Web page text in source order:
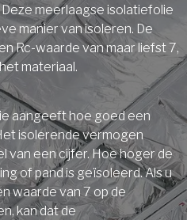
meerlaagse isolatiefolie
manier van isoleren. De
Rc-waarde van maar liefst 7,
materiaal.
aangeeft hoe goed een
isolerende vermogen
van een cijfer. Hoe hoger de
of pand is geïsoleerd. Als u
waarde van 7 op de
kan dat de